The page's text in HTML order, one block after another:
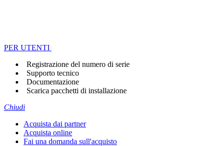
PER UTENTI
Registrazione del numero di serie
Supporto tecnico
Documentazione
Scarica pacchetti di installazione
Chiudi
Acquista dai partner
Acquista online
Fai una domanda sull'acquisto